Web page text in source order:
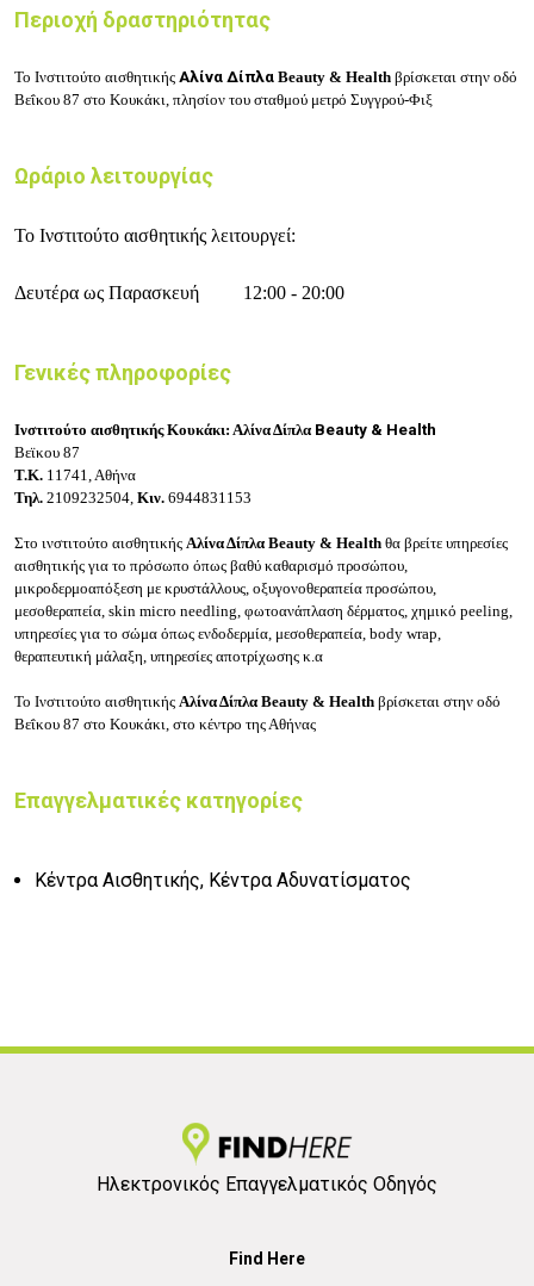
Περιοχή δραστηριότητας
Το Ινστιτούτο αισθητικής Αλίνα Δίπλα Beauty & Health βρίσκεται στην οδό
Βεΐκου 87 στο Κουκάκι, πλησίον του σταθμού μετρό Συγγρού-Φιξ
Ωράριο λειτουργίας
Το Ινστιτούτο αισθητικής λειτουργεί:
Δευτέρα ως Παρασκευή 12:00 - 20:00
Γενικές πληροφορίες
Ινστιτούτο αισθητικής Κουκάκι: Αλίνα Δίπλα Beauty & Health
Βεϊκου 87
Τ.Κ. 11741, Αθήνα
Τηλ. 2109232504, Κιν. 6944831153
Στο ινστιτούτο αισθητικής Αλίνα Δίπλα Beauty & Health θα βρείτε υπηρεσίες
αισθητικής για το πρόσωπο όπως βαθύ καθαρισμό προσώπου,
μικροδερμοαπόξεση με κρυστάλλους, οξυγονοθεραπεία προσώπου,
μεσοθεραπεία, skin micro needling, φωτοανάπλαση δέρματος, χημικό peeling,
υπηρεσίες για το σώμα όπως ενδοδερμία, μεσοθεραπεία, body wrap,
θεραπευτική μάλαξη, υπηρεσίες αποτρίχωσης κ.α
Το Ινστιτούτο αισθητικής Αλίνα Δίπλα Beauty & Health βρίσκεται στην οδό
Βεΐκου 87 στο Κουκάκι, στο κέντρο της Αθήνας
Επαγγελματικές κατηγορίες
Κέντρα Αισθητικής, Κέντρα Αδυνατίσματος
Ηλεκτρονικός Επαγγελματικός Οδηγός
Find Here